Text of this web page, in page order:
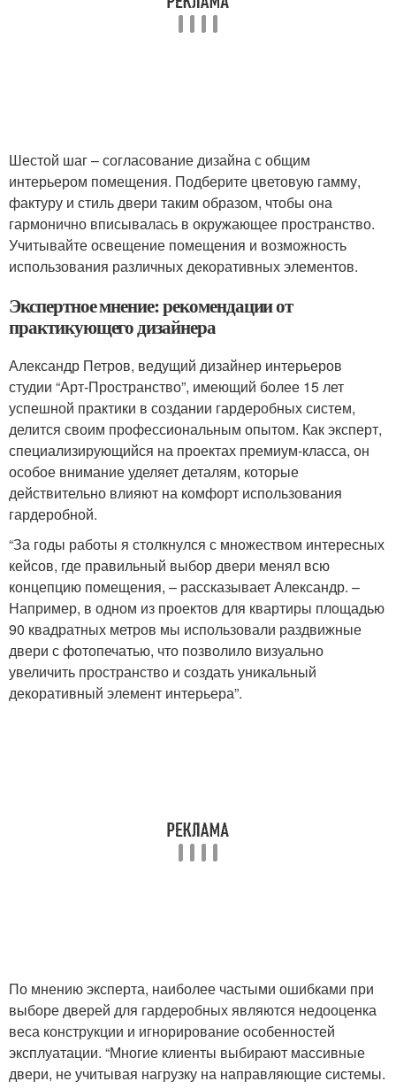
Шестой шаг – согласование дизайна с общим
интерьером помещения. Подберите цветовую гамму,
фактуру и стиль двери таким образом, чтобы она
гармонично вписывалась в окружающее пространство.
Учитывайте освещение помещения и возможность
использования различных декоративных элементов.
Экспертное мнение: рекомендации от
практикующего дизайнера
Александр Петров, ведущий дизайнер интерьеров
студии “Арт-Пространство”, имеющий более 15 лет
успешной практики в создании гардеробных систем,
делится своим профессиональным опытом. Как эксперт,
специализирующийся на проектах премиум-класса, он
особое внимание уделяет деталям, которые
действительно влияют на комфорт использования
гардеробной.
“За годы работы я столкнулся с множеством интересных
кейсов, где правильный выбор двери менял всю
концепцию помещения, – рассказывает Александр. –
Например, в одном из проектов для квартиры площадью
90 квадратных метров мы использовали раздвижные
двери с фотопечатью, что позволило визуально
увеличить пространство и создать уникальный
декоративный элемент интерьера”.
По мнению эксперта, наиболее частыми ошибками при
выборе дверей для гардеробных являются недооценка
веса конструкции и игнорирование особенностей
эксплуатации. “Многие клиенты выбирают массивные
двери, не учитывая нагрузку на направляющие системы.